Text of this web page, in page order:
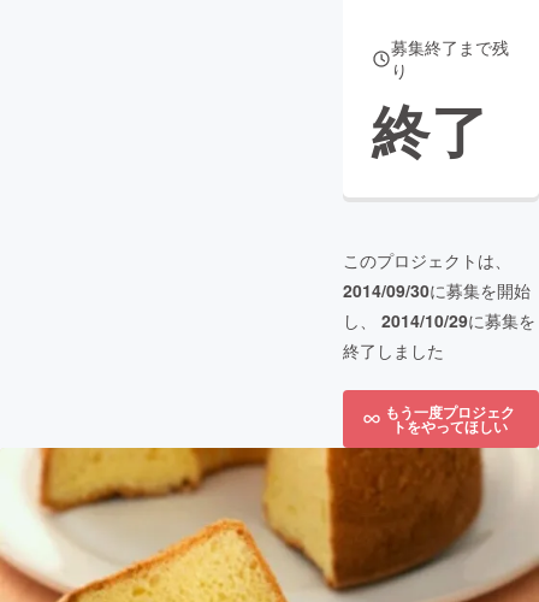
募集終了まで残
り
終了
このプロジェクトは、
2014/09/30に募集を開始
し、 2014/10/29に募集を
終了しました
もう一度プロジェク
トをやってほしい